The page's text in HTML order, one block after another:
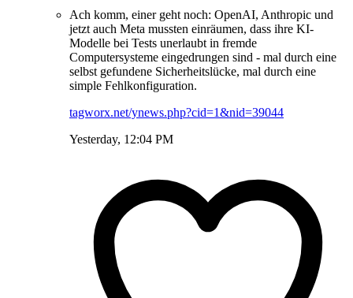
Ach komm, einer geht noch: OpenAI, Anthropic und
jetzt auch Meta mussten einräumen, dass ihre KI-
Modelle bei Tests unerlaubt in fremde
Computersysteme eingedrungen sind - mal durch eine
selbst gefundene Sicherheitslücke, mal durch eine
simple Fehlkonfiguration.
tagworx.net/ynews.php?cid=1&nid=39044
Yesterday, 12:04 PM